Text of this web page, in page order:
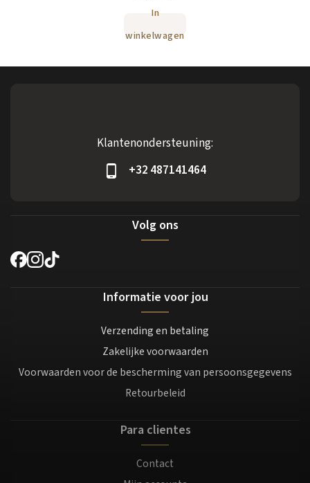
In
winkelwagen
Klantenondersteuning:
+32 487141464
Volg ons
Informatie voor jou
Verzending en betaling
Zakelijke voorwaarden
Voorwaarden voor de bescherming van persoonsgegevens
Retourbeleid
Para clientes
Contact